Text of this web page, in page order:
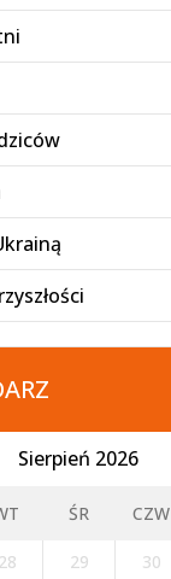
Sierpień 2026
ŚR CZW
28 29 30